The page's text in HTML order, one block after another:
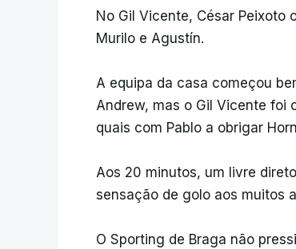
No Gil Vicente, César Peixoto
Murilo e Agustín.
A equipa da casa começou
Andrew, mas o Gil Vicente foi
quais com Pablo a obrigar
Aos 20 minutos, um livre
sensação de golo aos muitos
O Sporting de Braga não